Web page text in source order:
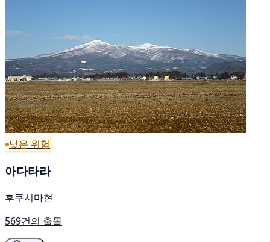
낮은 위험
아다타라
후쿠시마현
569건의 출몰